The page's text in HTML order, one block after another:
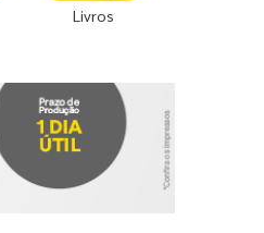
Livros